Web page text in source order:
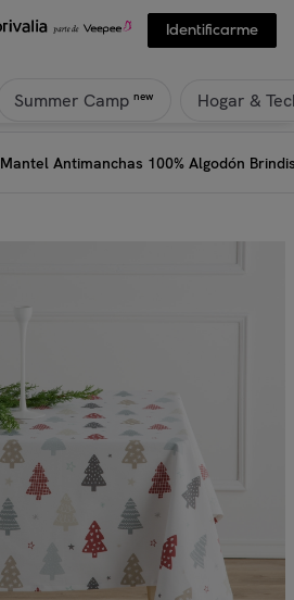
Identificarme
Summer Camp new Hogar &
Mantel Antimanchas 100% Algodón